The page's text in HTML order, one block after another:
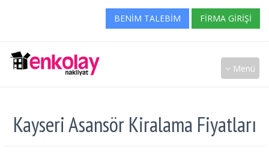
BENIM TALEBIM FIRMA GIRIŞI
Menü
Kayseri Asansör Kiralama Fiyatları